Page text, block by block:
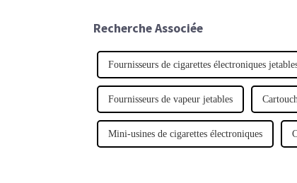
Recherche Associée
Fournisseurs de cigarettes électroniques
Fournisseurs de vapeur jetables
Mini-usines de cigarettes électroniques